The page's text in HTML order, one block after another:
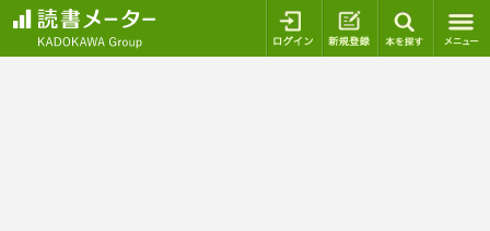
ログイン 新規登録